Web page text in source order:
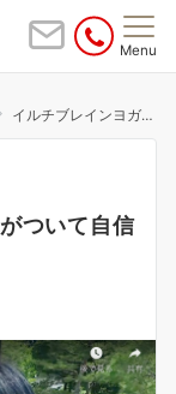
Menu
イルチブレインヨガ体験談-体力がついて自信がついた！
ついて自信